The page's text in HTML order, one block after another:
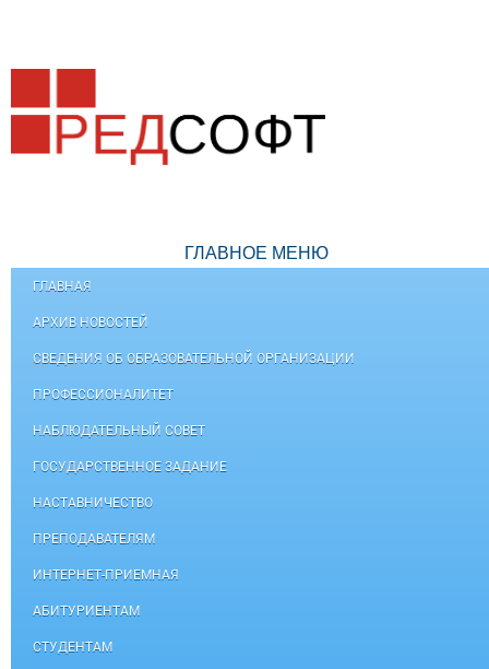
ГЛАВНОЕ МЕНЮ
ГЛАВНАЯ
АРХИВ НОВОСТЕЙ
СВЕДЕНИЯ ОБ ОБРАЗОВАТЕЛЬНОЙ ОРГАНИЗАЦИИ
ПРОФЕССИОНАЛИТЕТ
НАБЛЮДАТЕЛЬНЫЙ СОВЕТ
ГОСУДАРСТВЕННОЕ ЗАДАНИЕ
НАСТАВНИЧЕСТВО
ПРЕПОДАВАТЕЛЯМ
ИНТЕРНЕТ-ПРИЕМНАЯ
АБИТУРИЕНТАМ
СТУДЕНТАМ